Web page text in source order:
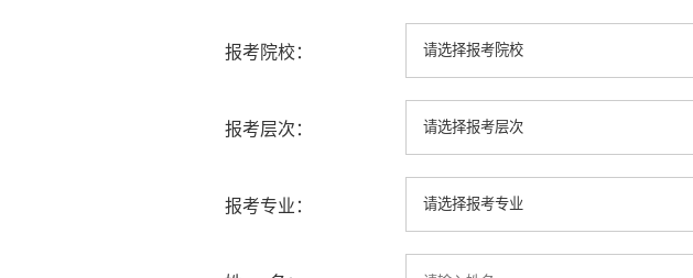
报考院校：
报考层次：
报考专业：